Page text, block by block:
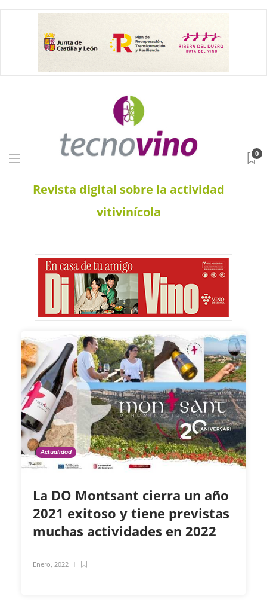
Revista digital sobre la actividad
vitivinícola
0
Actualidad
La DO Montsant cierra un año
2021 exitoso y tiene previstas
muchas actividades en 2022
Enero, 2022